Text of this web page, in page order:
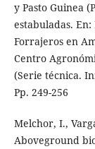
y Pasto Guinea
estabuladas.
Forrajeros en
Centro
(Serie técnica.
Pp. 249-256
Melchor, I.,
Aboveground